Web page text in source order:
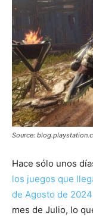
Source:
Hace sólo unos
los juegos que
de Agosto de 2024
mes de Julio, lo